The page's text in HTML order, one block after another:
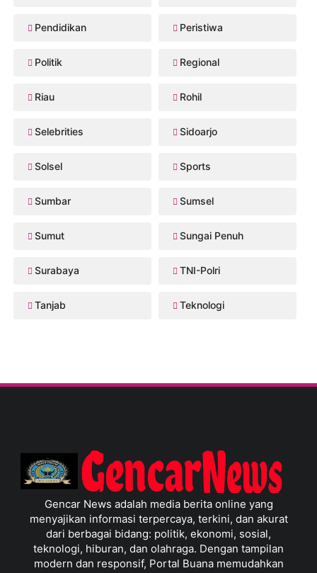
Pendidikan Peristiwa
Politik Regional
Riau Rohil
Selebrities Sidoarjo
Solsel Sports
Sumbar Sumsel
Sumut Sungai Penuh
Surabaya TNI-Polri
Tanjab Teknologi
Gencar News adalah media berita online yang
menyajikan informasi terpercaya, terkini, dan akurat
dari berbagai bidang: politik, ekonomi, sosial,
teknologi, hiburan, dan olahraga. Dengan tampilan
modern dan responsif, Portal Buana memudahkan